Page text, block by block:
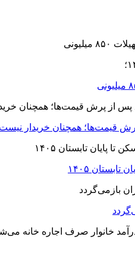
قیمت‌ها؛ همچنان خریدار
۱۴۰۵